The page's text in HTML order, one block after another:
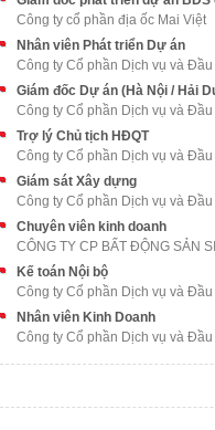
Công ty cổ phần địa ốc Mai Việt
Nhân viên Phát triển Dự án
Công ty Cổ phần Dịch vụ và
Giám đốc Dự án (Hà Nội / Hải
Công ty Cổ phần Dịch vụ và
Trợ lý Chủ tịch HĐQT
Công ty Cổ phần Dịch vụ và
Giám sát Xây dựng
Công ty Cổ phần Dịch vụ và
Chuyên viên kinh doanh
CÔNG TY CP BẤT ĐỘNG SẢN
Kế toán Nội bộ
Công ty Cổ phần Dịch vụ và
Nhân viên Kinh Doanh
Công ty Cổ phần Dịch vụ và